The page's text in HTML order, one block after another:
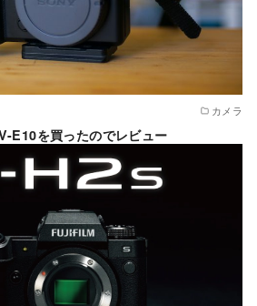
カメラ
E10を買ったのでレビュー